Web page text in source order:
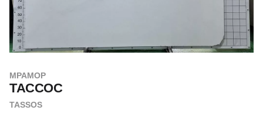
МРАМОР
ТАССОС
TASSOS